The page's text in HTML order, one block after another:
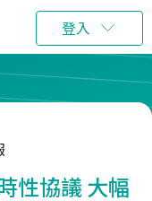
登入
性協議 大幅